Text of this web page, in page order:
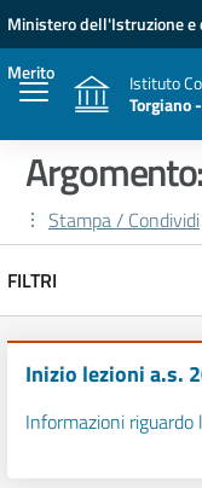
Vai ai contenuti
Vai al menu di
Vai al footer
Ministero dell'Istruzione e
Merito
Istituto
Torgiano
Stampa / Condividi
FILTRI
Inizio lezioni a.s.
Informazioni